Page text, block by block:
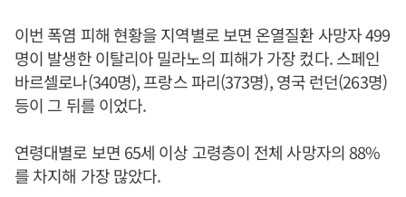
이번 폭염 피해 현황을 지역별로 보면 온열질환 사망자 499
명이 발생한 이탈리아 밀라노의 피해가 가장 컸다. 스페인
바르셀로나(340명), 프랑스 파리(373명), 영국 런던(263명)
등이 그 뒤를 이었다.
연령대별로 보면 65세 이상 고령층이 전체 사망자의 88%
를 차지해 가장 많았다.